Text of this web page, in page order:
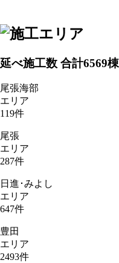
延べ施工数 合計6569
尾張海部
エリア
119件
尾張
エリア
287件
日進･みよし
エリア
647件
豊田
エリア
2493件